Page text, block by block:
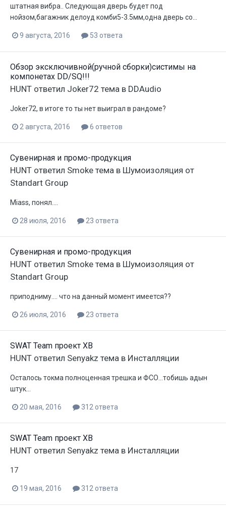
штатная вибра.. Следующая дверь будет под
нойзом,багажник делоуд комби5-3.5мм,одна дверь со...
9 августа, 2016 53 ответа
Обзор эксключивной(ручной сборки)систимы на
компонетах DD/SQ!!!
HUNT ответил Joker72 тема в DDAudio
Joker72, в итоге то ты нет выиграл в рандоме?
2 августа, 2016 6 ответов
Сувенирная и промо-продукция
HUNT ответил Smoke тема в Шумоизоляция от
Standart Group
Miass, понял....
28 июля, 2016 23 ответа
Сувенирная и промо-продукция
HUNT ответил Smoke тема в Шумоизоляция от
Standart Group
приподниму.... что на данный момент имеется??
26 июля, 2016 23 ответа
SWAT Team проект XB
HUNT ответил Senyakz тема в Инсталляции
Осталось токма полноценная трешка и ФСО...тобишь адын
штук...
20 мая, 2016 312 ответа
SWAT Team проект XB
HUNT ответил Senyakz тема в Инсталляции
17
19 мая, 2016 312 ответа